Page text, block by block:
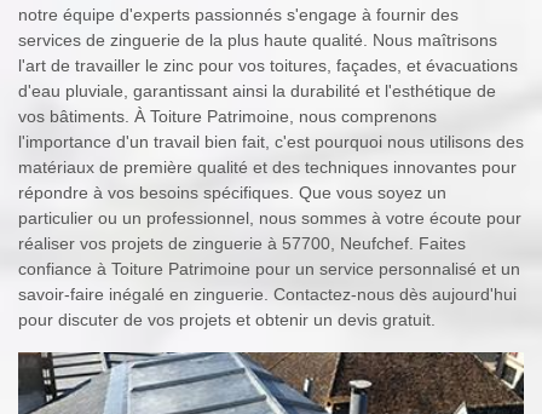
notre équipe d'experts passionnés s'engage à fournir des
services de zinguerie de la plus haute qualité. Nous maîtrisons
l'art de travailler le zinc pour vos toitures, façades, et évacuations
d'eau pluviale, garantissant ainsi la durabilité et l'esthétique de
vos bâtiments. À Toiture Patrimoine, nous comprenons
l'importance d'un travail bien fait, c'est pourquoi nous utilisons des
matériaux de première qualité et des techniques innovantes pour
répondre à vos besoins spécifiques. Que vous soyez un
particulier ou un professionnel, nous sommes à votre écoute pour
réaliser vos projets de zinguerie à 57700, Neufchef. Faites
confiance à Toiture Patrimoine pour un service personnalisé et un
savoir-faire inégalé en zinguerie. Contactez-nous dès aujourd'hui
pour discuter de vos projets et obtenir un devis gratuit.